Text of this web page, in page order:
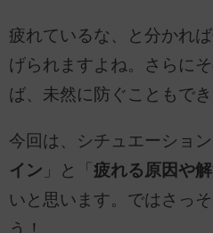
疲れているな、と分かれ
げられますよね。さらに
ば、未然に防ぐこともでき
今回は、シチュエーション
イン 」と「 疲れる原因や
いと思います。ではさっ
う！